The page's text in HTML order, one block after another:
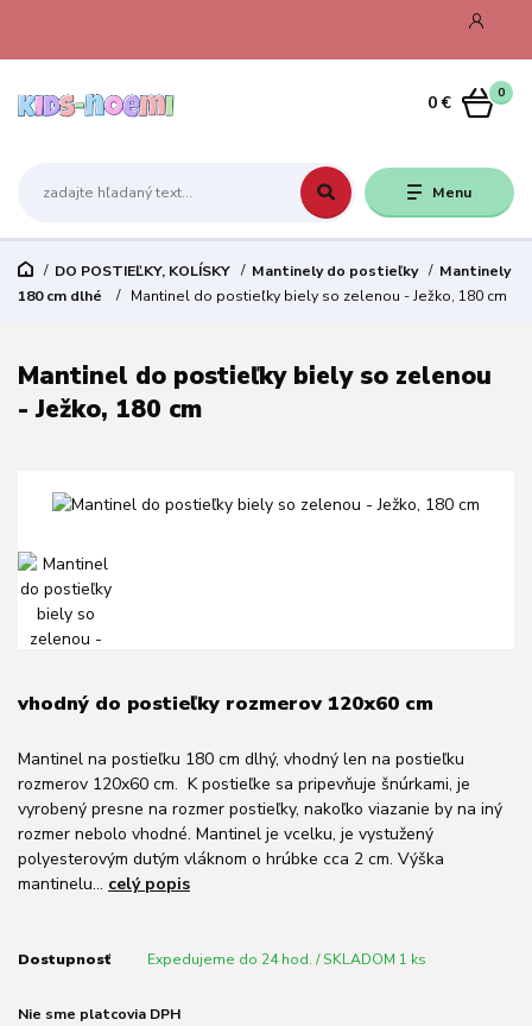
Menu
0
0 €
DO POSTIEĽKY, KOLÍSKY Mantinely do postieľky
Mantinely
180 cm dlhé
Mantinel do postieľky biely so zelenou - Ježko, 180 cm
Mantinel do postieľky biely so zelenou
- Ježko, 180 cm
vhodný do postieľky rozmerov 120x60 cm
Mantinel na postieľku 180 cm dlhý, vhodný len na postieľku
rozmerov 120x60 cm. K postieľke sa pripevňuje šnúrkami, je
vyrobený presne na rozmer postieľky, nakoľko viazanie by na iný
rozmer nebolo vhodné. Mantinel je vcelku, je vystužený
polyesterovým dutým vláknom o hrúbke cca 2 cm. Výška
mantinelu... celý popis
Dostupnosť Expedujeme do 24 hod. / SKLADOM 1 ks
Nie sme platcovia DPH